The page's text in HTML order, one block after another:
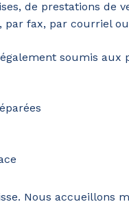
de prestations de
par fax, par courriel
soumis aux
Nous accueillons